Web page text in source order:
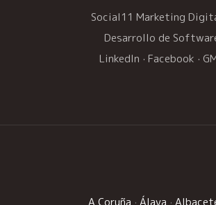
Social11 Marketing
Desarrollo de
LinkedIn ·Facebook ·
A Coruña · Álava ·